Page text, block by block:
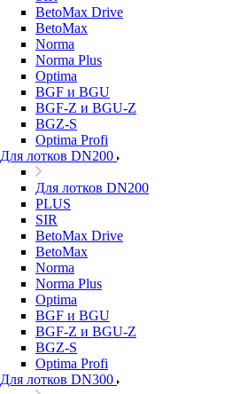
BetoMax Drive
BetoMax
Norma
Norma Plus
Optima
BGF и BGU
BGF-Z и BGU-Z
BGZ-S
Optima Profi
Для лотков DN200
Для лотков DN200
PLUS
SIR
BetoMax Drive
BetoMax
Norma
Norma Plus
Optima
BGF и BGU
BGF-Z и BGU-Z
BGZ-S
Optima Profi
Для лотков DN300